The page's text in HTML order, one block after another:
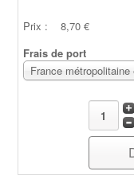
Prix :
8,70 €
Frais de port